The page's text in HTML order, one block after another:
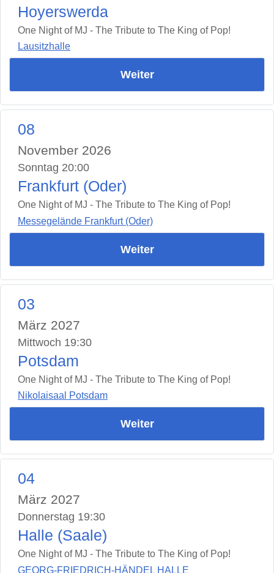
Hoyerswerda
One Night of MJ - The Tribute to The King of Pop!
Lausitzhalle
Weiter
08
November 2026
Sonntag 20:00
Frankfurt (Oder)
One Night of MJ - The Tribute to The King of Pop!
Messegelände Frankfurt (Oder)
Weiter
03
März 2027
Mittwoch 19:30
Potsdam
One Night of MJ - The Tribute to The King of Pop!
Nikolaisaal Potsdam
Weiter
04
März 2027
Donnerstag 19:30
Halle (Saale)
One Night of MJ - The Tribute to The King of Pop!
GEORG-FRIEDRICH-HÄNDEL HALLE